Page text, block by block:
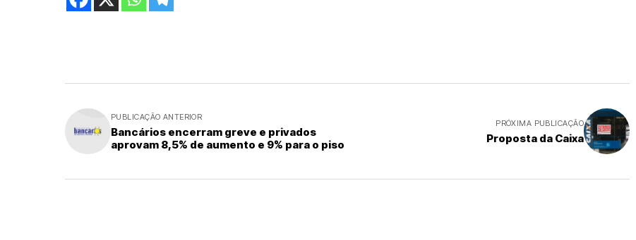
PUBLICAÇÃO ANTERIOR
Bancários encerram greve e privados
aprovam 8,5% de aumento e 9% para o piso
PRÓXIMA PUBLICAÇÃO
Proposta da Caixa